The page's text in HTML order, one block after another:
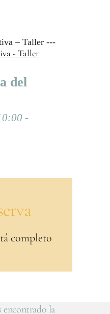
– Taller ---
- Taller
del
-
completo
encontrado la